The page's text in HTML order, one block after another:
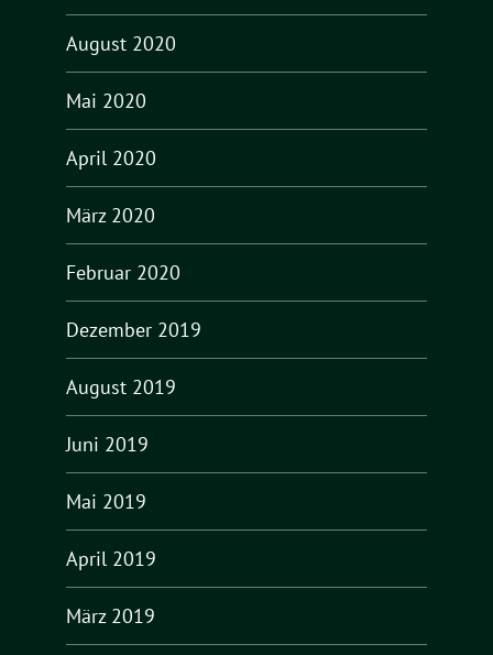
August 2020
Mai 2020
April 2020
März 2020
Februar 2020
Dezember 2019
August 2019
Juni 2019
Mai 2019
April 2019
März 2019